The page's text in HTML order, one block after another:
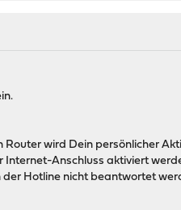
wird Dein persönlicher
Internet-Anschluss aktiviert
Hotline nicht beantwortet